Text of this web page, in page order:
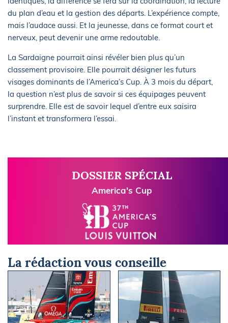
du plan d’eau et la gestion des départs. L’expérience compte,
mais l’audace aussi. Et la jeunesse, dans ce format court et
nerveux, peut devenir une arme redoutable.
La Sardaigne pourrait ainsi révéler bien plus qu’un
classement provisoire. Elle pourrait désigner les futurs
visages dominants de l’America’s Cup. À 3 mois du départ,
la question n’est plus de savoir si ces équipages peuvent
surprendre. Elle est de savoir lequel d’entre eux saisira
l’instant et transformera l’essai.
DOSSIER SPÉCIAL
America's Cup
La rédaction vous conseille